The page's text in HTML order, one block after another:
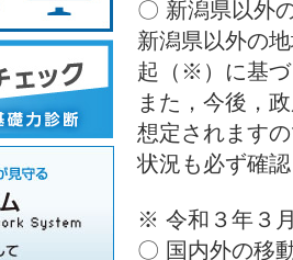
〇 新潟県以外
新潟県以外の
起（※）に基づ
また，今後，
想定されます
状況も必ず確
※ 令和３年３
〇 国内外の移